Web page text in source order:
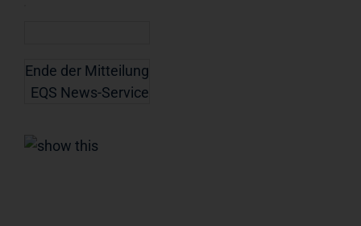
Ende der Mitteilung
EQS News-Service